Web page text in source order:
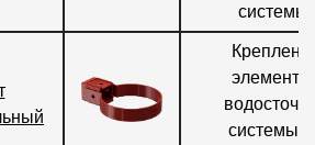
системы.
системы